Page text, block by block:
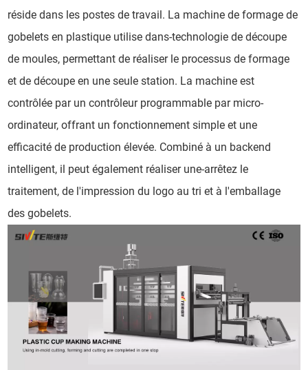
réside dans les postes de travail. La machine de formage de
gobelets en plastique utilise dans-technologie de découpe
de moules, permettant de réaliser le processus de formage
et de découpe en une seule station. La machine est
contrôlée par un contrôleur programmable par micro-
ordinateur, offrant un fonctionnement simple et une
efficacité de production élevée. Combiné à un backend
intelligent, il peut également réaliser une-arrêtez le
traitement, de l'impression du logo au tri et à l'emballage
des gobelets.